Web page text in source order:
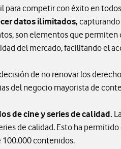
para competir con éxito en
datos ilimitados,capturando
son elementos que
del mercado, facilitando el
de no renovar los
del negocio mayorista de
de cine y series de calidad.
de calidad. Esto ha
100.000 contenidos.